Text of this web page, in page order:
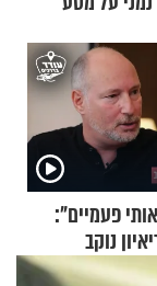
פעמיים":
נוקב